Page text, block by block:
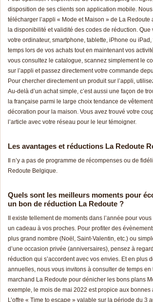
disposition de ses clients son application mobile.
télécharger l’appli « Mode et Maison » de La Redoute
la disponibilité et validité des codes de réduction.
votre ordinateur, smartphone, tablette, iPhone ou
temps lors de vos achats tout en maintenant vos
vous consultez le catalogue, scannez simplement le
sur l’appli et passez directement votre commande
Pour chercher directement un produit sur l’appli,
Au-delà d’un achat simple, c’est aussi une façon de
la française parmi le large choix tendance de
décoration pour la maison. Vous avez trouvé votre
l’article avec votre réseau pour le leur témoigner.
Les avantages et réductions La Redoute
Il n’y a pas de programme de récompenses ou de
Redoute Belgique.
Quels sont les meilleurs moments pour
un bon de réduction La Redoute ?
II existe tellement de moments dans l’année pour
un cadeau à vos proches. Pour profiter des
plus grand nombre (Noël, Saint-Valentin, etc.) ou
d’une occasion privée (anniversaires), pensez à
réduction qui s’accordent avec vos envies. Et en plus
annuelles, nous vous invitons à consulter de temps en
marchand La Redoute pour dénicher les bons plans
exemple, le mois de mai 2022 est propice aux bonnes
L’offre « Time to escape » valable sur la période du 3